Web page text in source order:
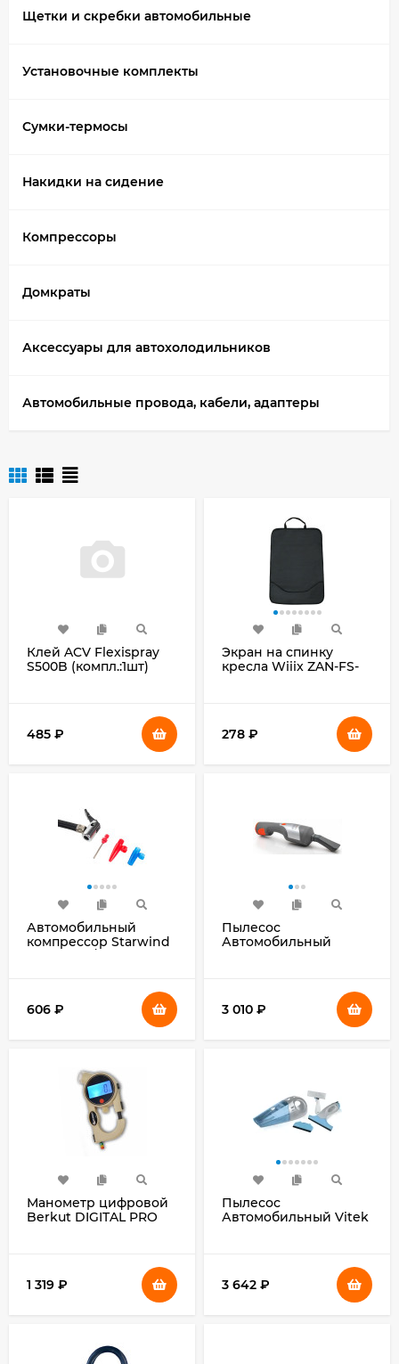
Щетки и скребки автомобильные
Установочные комплекты
Сумки-термосы
Накидки на сидение
Компрессоры
Домкраты
Аксессуары для автохолодильников
Автомобильные провода, кабели, адаптеры
Клей ACV Flexispray
S500B (компл.:1шт)
485 ₽
Экран на спинку
кресла Wiiix ZAN-FS-
278 ₽
Автомобильный
компрессор Starwind
606 ₽
Пылесос
Автомобильный
3 010 ₽
Манометр цифровой
Berkut DIGITAL PRO
1 319 ₽
Пылесос
Автомобильный Vitek
3 642 ₽